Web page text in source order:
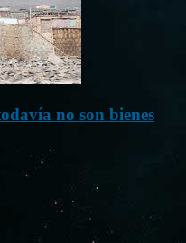
no son bienes